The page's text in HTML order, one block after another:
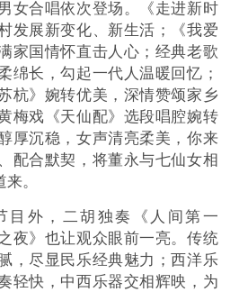
女合唱依次登场。《走进新时
发展新变化、新生活；《我爱
家国情怀直击人心；经典老歌
绵长，勾起一代人温暖回忆；
杭》婉转优美，深情赞颂家乡
梅戏《天仙配》选段唱腔婉转
厚沉稳，女声清亮柔美，你来
配合默契，将董永与七仙女相
。
目外，二胡独奏《人间第一
夜》也让观众眼前一亮。传统
，尽显民乐经典魅力；西洋乐
轻快，中西乐器交相辉映，为